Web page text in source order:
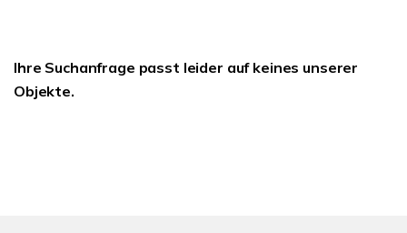
Ihre Suchanfrage passt leider auf keines unserer
Objekte.